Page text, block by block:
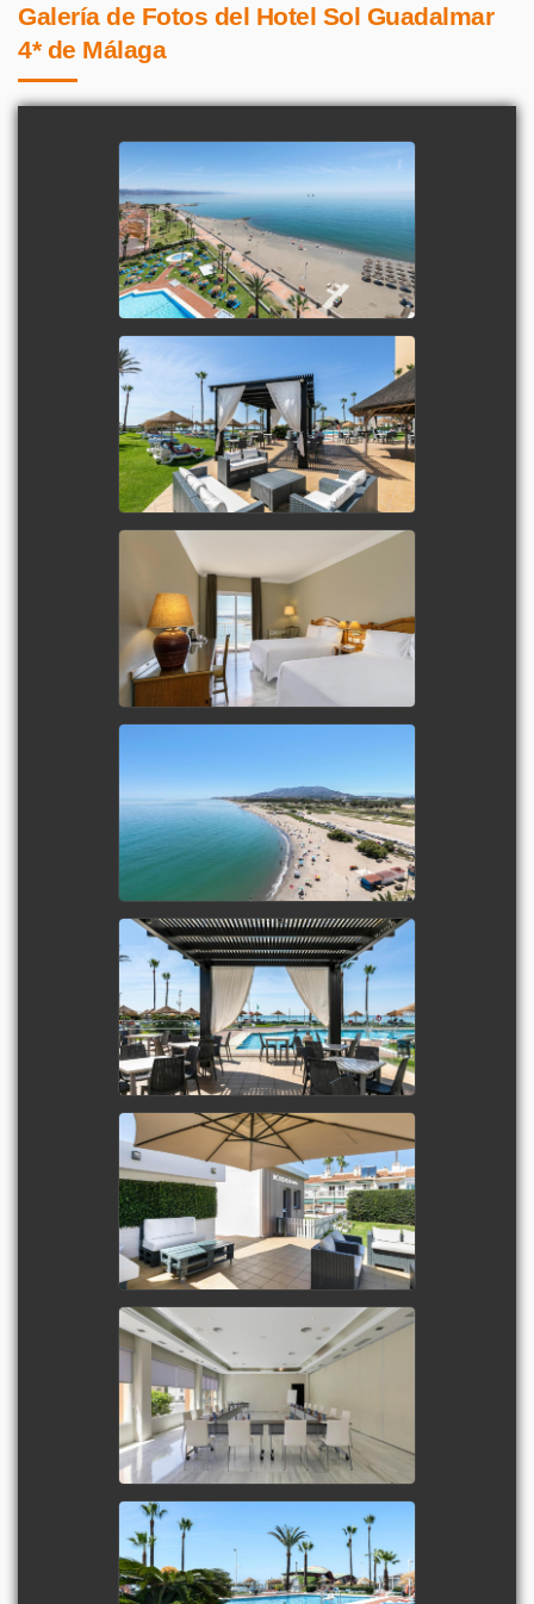
Galería de Fotos del Hotel Sol Guadalmar
4* de Málaga